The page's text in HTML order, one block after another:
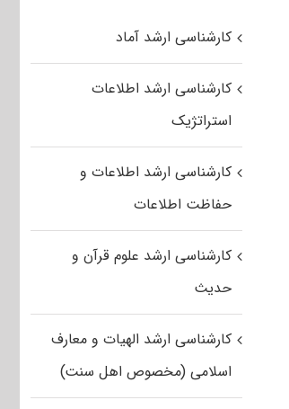
کارشناسی ارشد آماد
کارشناسی ارشد اطلاعات
استراتژیک
کارشناسی ارشد اطلاعات و
حفاظت اطلاعات
کارشناسی ارشد علوم قرآن و
حدیث
کارشناسی ارشد الهیات و معارف
اسلامی (مخصوص اهل سنت)